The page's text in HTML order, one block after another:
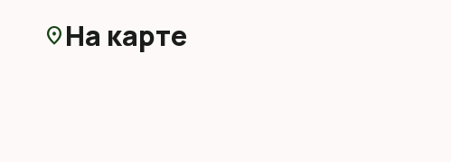
location_on На карте